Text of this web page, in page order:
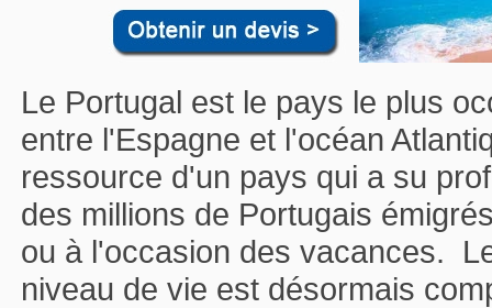
Le Portugal est le pays le plus
entre l'Espagne et l'océan
ressource d'un pays qui a su
des millions de Portugais
ou à l'occasion des vacances.
niveau de vie est désormais